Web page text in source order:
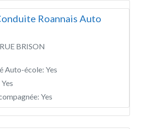
Roannais Auto
BRISON
Auto-école: Yes
Yes
Yes